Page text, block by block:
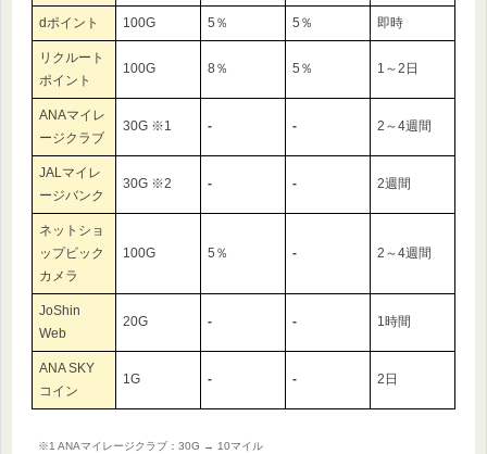
dポイント 100G 5％ 5％ 即時
リクルート
ポイント
100G 8％ 5％ 1～2日
ANAマイレ
ージクラブ
30G ※1 ‐ ‐ 2～4週間
JALマイレ
ージバンク
30G ※2 ‐ ‐ 2週間
ネットショ
ップビック
カメラ
100G 5％ ‐ 2～4週間
JoShin
Web
20G ‐ ‐ 1時間
ANA SKY
コイン
1G ‐ ‐ 2日
※1 ANAマイレージクラブ：30G → 10マイル